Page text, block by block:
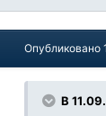
Опубликовано
В